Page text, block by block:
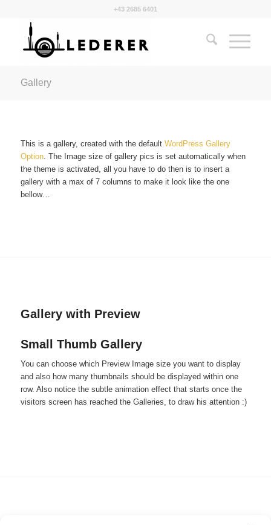
+43 2685 6401
Gallery
This is a gallery, created with the default WordPress Gallery
Option. The Image size of gallery pics is set automatically when
the theme is activated, all you have to do then is to insert a
gallery with a max of 7 columns to make it look like the one
bellow…
Gallery with Preview
Small Thumb Gallery
You can choose which Preview Image size you want to display
and also how many thumbnails should be displayed within one
row. Also notice the subtle animation effect that starts once the
visitors screen has reached the Galleries, to draw his attention :)